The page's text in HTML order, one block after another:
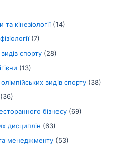
кінезіології(14)
(7)
спорту (28)
(13)
видів спорту (38)
(36)
бізнесу (69)
дисциплін (63)
менеджменту (53)